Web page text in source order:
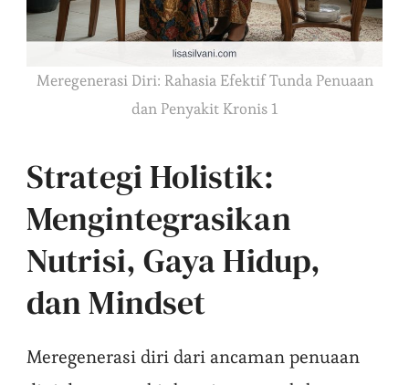
Meregenerasi Diri: Rahasia Efektif Tunda Penuaan
dan Penyakit Kronis 1
Strategi Holistik:
Mengintegrasikan
Nutrisi, Gaya Hidup,
dan Mindset
Meregenerasi diri dari ancaman penuaan